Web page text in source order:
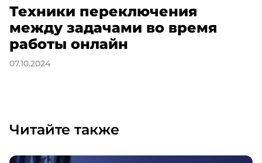
Техники переключения
между задачами во время
работы онлайн
07.10.2024
Читайте также